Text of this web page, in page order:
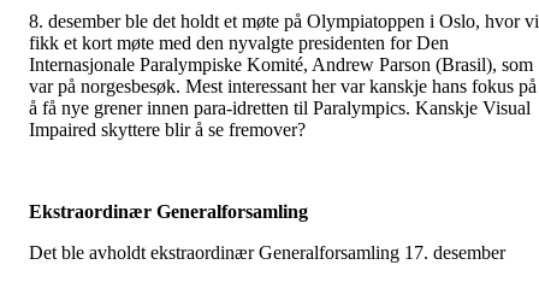
8. desember ble det holdt et møte på Olympiatoppen i Oslo, hvor vi
fikk et kort møte med den nyvalgte presidenten for Den
Internasjonale Paralympiske Komité, Andrew Parson (Brasil), som
var på norgesbesøk. Mest interessant her var kanskje hans fokus på
å få nye grener innen para-idretten til Paralympics. Kanskje Visual
Impaired skyttere blir å se fremover?
Ekstraordinær Generalforsamling
Det ble avholdt ekstraordinær Generalforsamling 17. desember